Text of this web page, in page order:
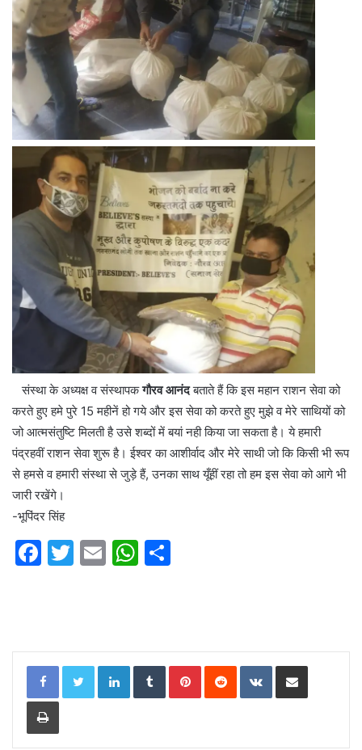
संस्था के अध्यक्ष व संस्थापकगौरव आनंदबताते हैं कि इस महान राशन सेवा को
करते हुए हमे पुरे 15 महीनें हो गये और इस सेवा को करते हुए मुझे व मेरे साथियों को
जो आत्मसंतुष्टि मिलती है उसे शब्दों में बयां नही किया जा सकता है। ये हमारी
पंद्रहवीं राशन सेवा शुरू है। ईश्वर का आशीर्वाद और मेरे साथी जो कि किसी भी रूप
से हमसे व हमारी संस्था से जुड़े हैं, उनका साथ यूँहीं रहा तो हम इस सेवा को आगे भी
जारी रखेंगे।
-भूपिंदर सिंह
F
b
o
o
k
T
E
W
A
p
p
LinkedInTumblrPinterestReddit VKontakteShare via Email
Print